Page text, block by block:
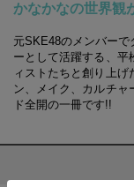
かなかなの世界観
元SKE48のメンバー
ーとして活躍する、平
ィストたちと創り上げ
ン、メイク、カルチ
ド全開の一冊です!!